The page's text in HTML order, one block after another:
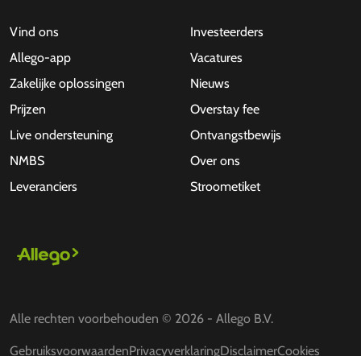
Vind ons
Allego-app
Zakelijke oplossingen
Prijzen
Live ondersteuning
NMBS
Leveranciers
Investeerders
Vacatures
Nieuws
Overstay fee
Ontvangstbewijs
Over ons
Stroometiket
Alle rechten voorbehouden © 2026 - Allego B.V.
GebruiksvoorwaardenPrivacyverklaringDisclaimerCookies